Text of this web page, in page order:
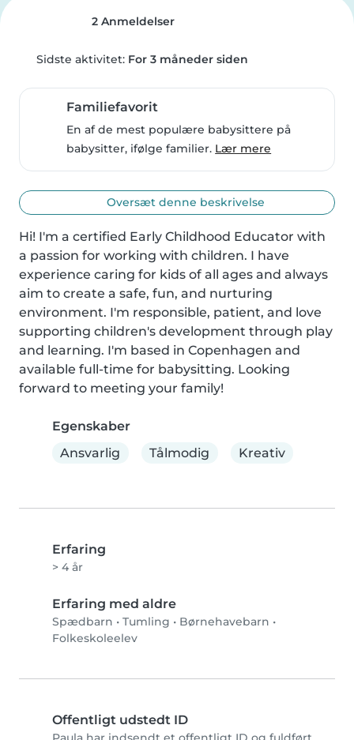
2 Anmeldelser
Sidste aktivitet: For 3 måneder siden
Familiefavorit
En af de mest populære babysittere på
babysitter, ifølge familier. Lær mere
Oversæt denne beskrivelse
Hi! I'm a certified Early Childhood Educator with
a passion for working with children. I have
experience caring for kids of all ages and always
aim to create a safe, fun, and nurturing
environment. I'm responsible, patient, and love
supporting children's development through play
and learning. I'm based in Copenhagen and
available full-time for babysitting. Looking
forward to meeting your family!
Egenskaber
Ansvarlig
Tålmodig Kreativ
Erfaring
> 4 år
Erfaring med aldre
Spædbarn • Tumling • Børnehavebarn •
Folkeskoleelev
Offentligt udstedt ID